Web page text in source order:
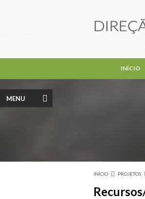
INÍCIO
Está aqui
INÍCIO PROJETOS
MENU